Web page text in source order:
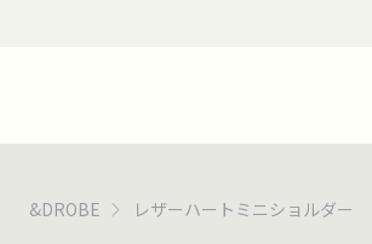
&DROBE レザーハートミニショルダー